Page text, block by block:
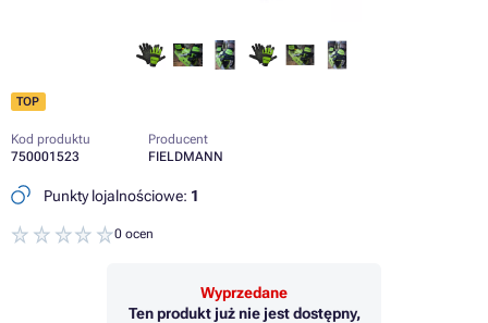
TOP
Kod produktu
750001523
Producent
FIELDMANN
Punkty lojalnościowe: 1
0 ocen
Wyprzedane
Ten produkt już nie jest dostępny,